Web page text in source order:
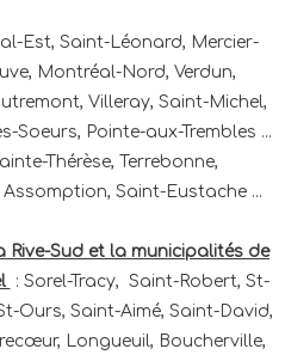
Est, Saint-Léonard, Mercier-
Montréal-Nord, Verdun,
Villeray, Saint-Michel,
Soeurs, Pointe-aux-Trembles ...
Thérèse, Terrebonne,
Assomption, Saint-Eustache ...
Sud et la municipalités de
: Sorel-Tracy, Saint-Robert, St-
Ours, Saint-Aimé, Saint-David,
Longueuil, Boucherville,